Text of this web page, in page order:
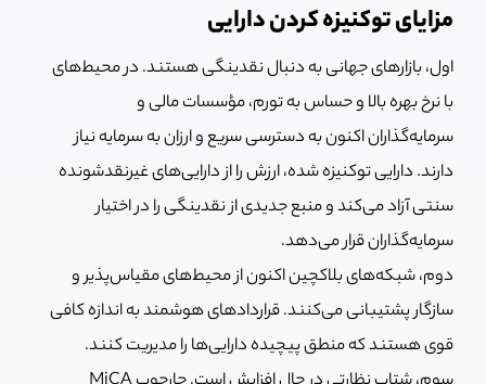
مزایای توکنیزه کردن دارایی
اول، بازارهای جهانی به دنبال نقدینگی هستند. در محیط‌های
با نرخ بهره بالا و حساس به تورم، مؤسسات مالی و
سرمایه‌گذاران اکنون به دسترسی سریع و ارزان به سرمایه نیاز
دارند. دارایی توکنیزه شده، ارزش را از دارایی‌های غیرنقدشونده
سنتی آزاد می‌کند و منبع جدیدی از نقدینگی را در اختیار
سرمایه‌گذاران قرار می‌دهد.
دوم، شبکه‌های بلاکچین اکنون از محیط‌های مقیاس‌پذیر و
سازگار پشتیبانی می‌کنند. قراردادهای هوشمند به اندازه کافی
قوی هستند که منطق پیچیده دارایی‌ها را مدیریت کنند.